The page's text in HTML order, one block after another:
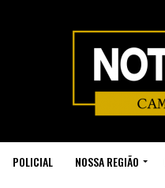
POLICIAL NOSSA REGIÃO